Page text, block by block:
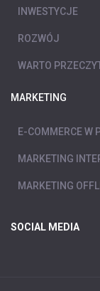
INWESTYCJE
ROZWÓJ
WARTO
MARKETING
E-COMMERCE W
MARKETING
MARKETING
SOCIAL MEDIA